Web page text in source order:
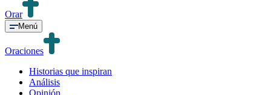
Orar
Menú
Oraciones
Historias que inspiran
Análisis
Opinión